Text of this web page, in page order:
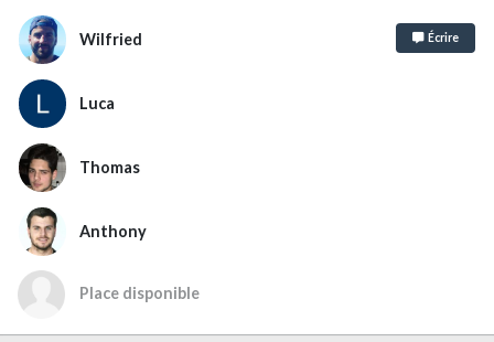
Wilfried Écrire
Luca
Thomas
Anthony
Place disponible